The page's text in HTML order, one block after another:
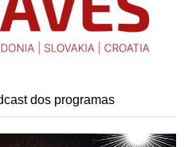
dos programas